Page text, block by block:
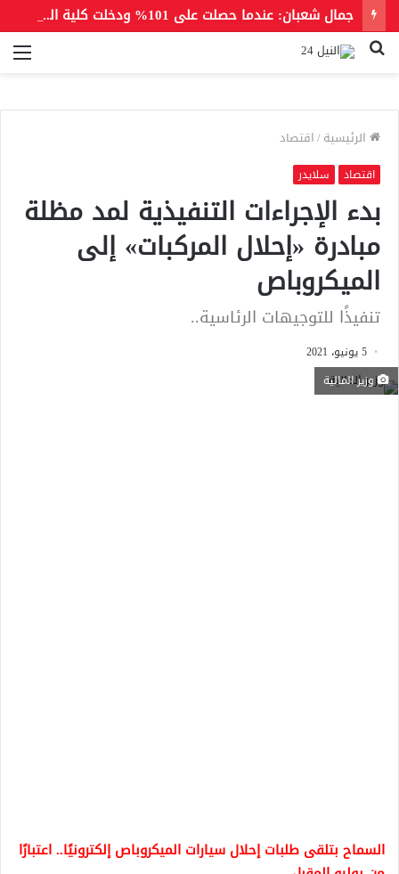
جمال شعبان: عندما حصلت على 101% ودخلت كلية الطب لم يسمع عنها أحد.. لكن عندما رقصت مع الهضبة أصبحت حديث المدينة
بحث
الرئيسية/اقتصاد
اقتصاد سلايدر
بدء الإجراءات التنفيذية لمد مظلة
مبادرة «إحلال المركبات» إلى
الميكروباص
تنفيذًا للتوجيهات الرئاسية..
5 يونيو، 2021
وزير المالية
السماح بتلقى طلبات إحلال سيارات الميكروباص إلكترونيًا.. اعتبارًا